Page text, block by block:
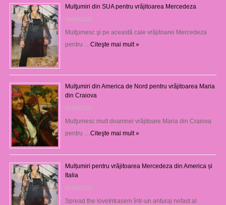
Mulţumiri din SUA pentru vrăjitoarea Mercedeza
08/08/2026
Mulţumesc şi pe această cale vrăjitoarei Mercedeza
pentru … Citeşte mai mult »
Mulţumiri din America de Nord pentru vrăjitoarea Maria
din Craiova
07/08/2026
Mulţumesc mult doamnei vrăjitoare Maria din Craiova
pentru … Citeşte mai mult »
Mulțumiri pentru vrăjitoarea Mercedeza din America și
Italia
07/08/2026
Spread the loveIntrasem într-un anturaj nefast al